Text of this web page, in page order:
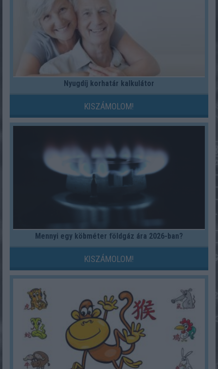
Nyugdíj korhatár kalkulátor
KISZÁMOLOM!
Mennyi egy köbméter földgáz ára 2026-ban?
KISZÁMOLOM!